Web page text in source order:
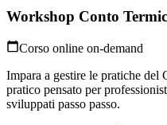
Workshop Conto
Corso online on-demand
Impara a gestire le pratiche
pratico pensato per
sviluppati passo passo.